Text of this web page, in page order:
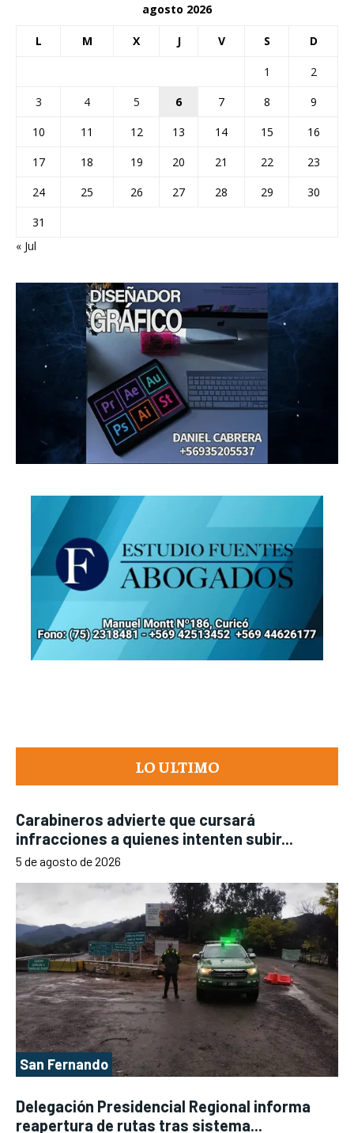
agosto 2026
L M X J V S D
1
2
3
4 5 6 7 8
9
10
11 12 13 14 15
16
17
18 19 20 21 22
23
24
25 26 27 28 29
30
31
« Jul
LO ULTIMO
Carabineros advierte que cursará
infracciones a quienes intenten subir...
5 de agosto de 2026
San Fernando
Delegación Presidencial Regional informa
reapertura de rutas tras sistema...